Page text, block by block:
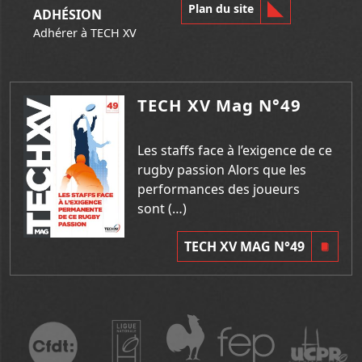
ADHÉSION
Adhérer à TECH XV
Plan du site
TECH XV Mag N°49
Les staffs face à l’exigence de ce
rugby passion Alors que les
performances des joueurs
sont (…)
TECH XV MAG N°49